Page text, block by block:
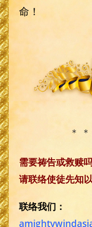
命！
＊
需要祷告或救赎
请联络使徒先知
联络我们：